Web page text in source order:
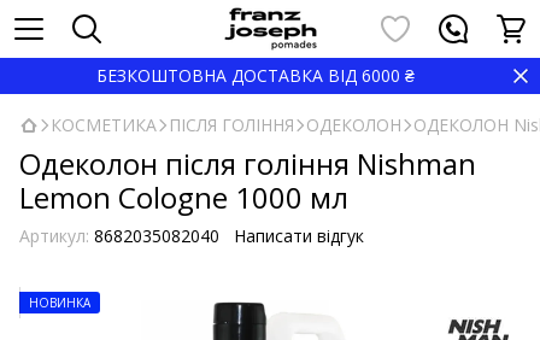
БЕЗКОШТОВНА ДОСТАВКА ВІД 6000 ₴
КОСМЕТИКА ПІСЛЯ ГОЛІННЯ ОДЕКОЛОН ОДЕКОЛОН
Одеколон після гоління Nishman
Lemon Cologne 1000 мл
Артикул: 8682035082040 Написати відгук
НОВИНКА